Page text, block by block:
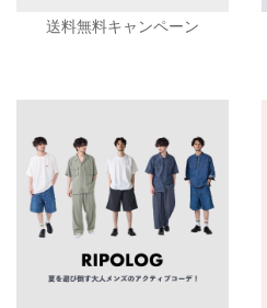
送料無料キャンペーン